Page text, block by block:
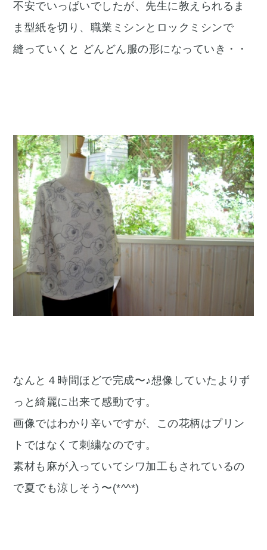
不安でいっぱいでしたが、先生に教えられるま
ま型紙を切り、職業ミシンとロックミシンで
縫っていくと どんどん服の形になっていき・・
なんと４時間ほどで完成〜♪想像していたよりず
っと綺麗に出来て感動です。
画像ではわかり辛いですが、この花柄はプリン
トではなくて刺繍なのです。
素材も麻が入っていてシワ加工もされているの
で夏でも涼しそう〜(*^^*)